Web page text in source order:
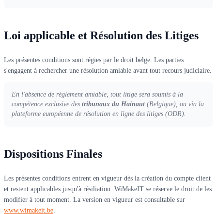
Loi applicable et Résolution des Litiges
Les présentes conditions sont régies par le droit belge. Les parties
s'engagent à rechercher une résolution amiable avant tout recours judiciaire.
En l'absence de règlement amiable, tout litige sera soumis à la
compétence exclusive des tribunaux du Hainaut (Belgique), ou via la
plateforme européenne de résolution en ligne des litiges (ODR).
Dispositions Finales
Les présentes conditions entrent en vigueur dès la création du compte client
et restent applicables jusqu'à résiliation. WiMakeIT se réserve le droit de les
modifier à tout moment. La version en vigueur est consultable sur
www.wimakeit.be.